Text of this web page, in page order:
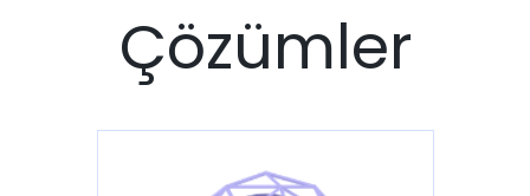
Çözümler